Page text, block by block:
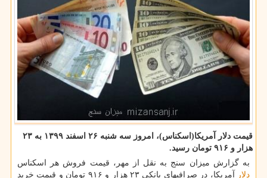
قیمت دلار آمریکا(اسکناس)، امروز سه شنبه ۲۶ اسفند ۱۳۹۹ به ۲۳
هزار و ۹۱۶ تومان رسید.
به گزارش میزان سنج به نقل از مهر، قیمت فروش هر اسکناس
دلار
آمریکا، در صرافیهای بانکی ۲۳ هزار و ۹۱۶ تومان و قیمت خرید